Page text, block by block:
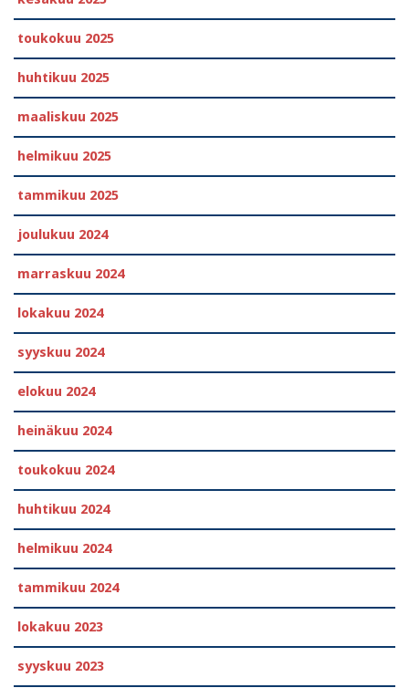
toukokuu 2025
huhtikuu 2025
maaliskuu 2025
helmikuu 2025
tammikuu 2025
joulukuu 2024
marraskuu 2024
lokakuu 2024
syyskuu 2024
elokuu 2024
heinäkuu 2024
toukokuu 2024
huhtikuu 2024
helmikuu 2024
tammikuu 2024
lokakuu 2023
syyskuu 2023